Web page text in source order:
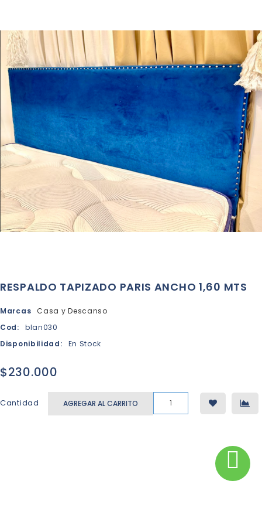
RESPALDO TAPIZADO PARIS ANCHO 1,60 MTS
Marcas
Casa y Descanso
Cod:
blan030
Disponibilidad:
En Stock
$230.000
Cantidad AGREGAR AL CARRITO